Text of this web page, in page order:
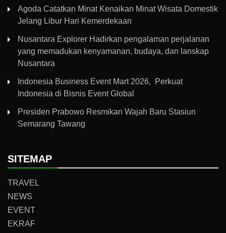
Agoda Catatkan Minat Kenaikan Minat Wisata Domestik
Jelang Libur Hari Kemerdekaan
Nusantara Explorer Hadirkan pengalaman perjalanan
yang memadukan kenyamanan, budaya, dan lanskap
Nusantara
Indonesia Business Event Mart 2026, Perkuat
Indonesia di Bisnis Event Global
Presiden Prabowo Resmikan Wajah Baru Stasiun
Semarang Tawang
SITEMAP
TRAVEL
NEWS
EVENT
EKRAF